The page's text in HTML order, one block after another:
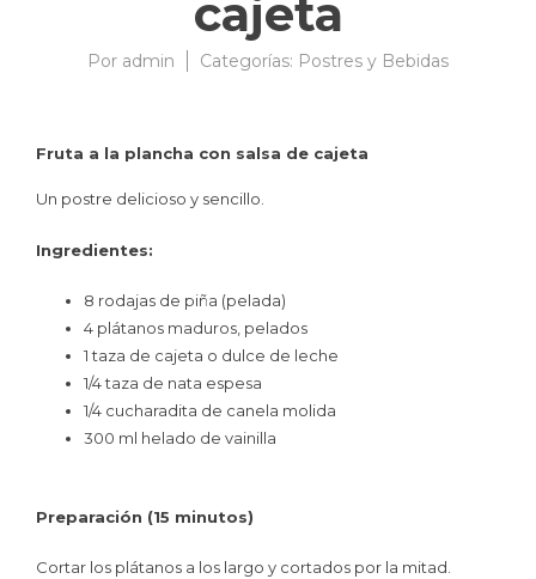
cajeta
Por admin 10/03/2009
Categorías: Postres y Bebidas
Fruta a la plancha con salsa de cajeta
Un postre delicioso y sencillo.
Ingredientes:
8 rodajas de piña (pelada)
4 plátanos maduros, pelados
1 taza de cajeta o dulce de leche
1/4 taza de nata espesa
1/4 cucharadita de canela molida
300 ml helado de vainilla
Preparación (15 minutos)
Cortar los plátanos a los largo y cortados por la mitad.